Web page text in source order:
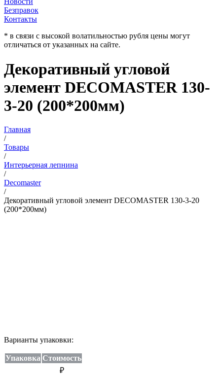
Безправок
Контакты
* в связи с высокой волатильностью рубля цены могут
отличаться от указанных на сайте.
Декоративный угловой
элемент DECOMASTER 130-
3-20 (200*200мм)
Главная
/
Товары
/
Интерьерная лепнина
/
Decomaster
/
Декоративный угловой элемент DECOMASTER 130-3-20
(200*200мм)
Варианты упаковки:
Упаковка Стоимость
₽